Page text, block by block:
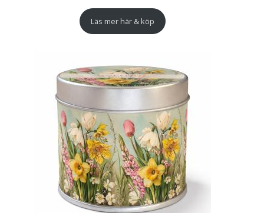
Läs mer här & köp